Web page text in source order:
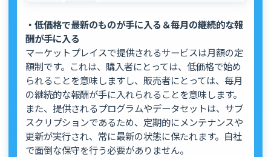
・低価格で最新のものが手に入る＆毎月の継続的な報
酬が手に入る
マーケットプレイスで提供されるサービスは月額の定
額制です。これは、購入者にとっては、低価格で始め
られることを意味しますし、販売者にとっては、毎月
の継続的な報酬が手に入れられることを意味します。
また、提供されるプログラムやデータセットは、サブ
スクリプションであるため、定期的にメンテナンスや
更新が実行され、常に最新の状態に保たれます。自社
で面倒な保守を行う必要がありません。